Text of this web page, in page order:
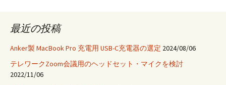
最近の投稿
Anker製 MacBook Pro 充電用 USB-C充電器の選定 2024/08/06
テレワークZoom会議用のヘッドセット・マイクを検討
2022/11/06